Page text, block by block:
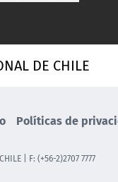
DE CHILE
Políticas de
| F: (+56-2)2707 7777